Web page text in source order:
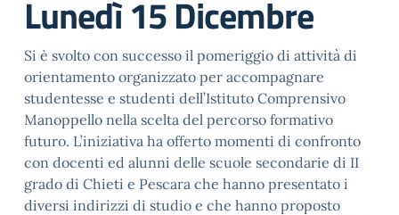
Lunedì 15 Dicembre
Si è svolto con successo il pomeriggio di attività di
orientamento organizzato per accompagnare
studentesse e studenti dell’Istituto Comprensivo
Manoppello nella scelta del percorso formativo
futuro. L’iniziativa ha offerto momenti di confronto
con docenti ed alunni delle scuole secondarie di II
grado di Chieti e Pescara che hanno presentato i
diversi indirizzi di studio e che hanno proposto